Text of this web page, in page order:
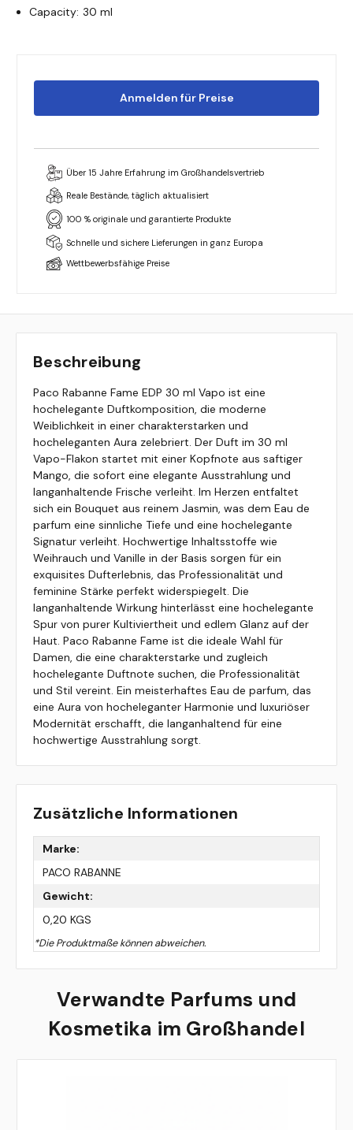
Capacity: 30 ml
Anmelden für Preise
Über 15 Jahre Erfahrung im Großhandelsvertrieb
Reale Bestände, täglich aktualisiert
100 % originale und garantierte Produkte
Schnelle und sichere Lieferungen in ganz Europa
Wettbewerbsfähige Preise
Beschreibung
Paco Rabanne Fame EDP 30 ml Vapo ist eine
hochelegante Duftkomposition, die moderne
Weiblichkeit in einer charakterstarken und
hocheleganten Aura zelebriert. Der Duft im 30 ml
Vapo-Flakon startet mit einer Kopfnote aus saftiger
Mango, die sofort eine elegante Ausstrahlung und
langanhaltende Frische verleiht. Im Herzen entfaltet
sich ein Bouquet aus reinem Jasmin, was dem Eau de
parfum eine sinnliche Tiefe und eine hochelegante
Signatur verleiht. Hochwertige Inhaltsstoffe wie
Weihrauch und Vanille in der Basis sorgen für ein
exquisites Dufterlebnis, das Professionalität und
feminine Stärke perfekt widerspiegelt. Die
langanhaltende Wirkung hinterlässt eine hochelegante
Spur von purer Kultiviertheit und edlem Glanz auf der
Haut. Paco Rabanne Fame ist die ideale Wahl für
Damen, die eine charakterstarke und zugleich
hochelegante Duftnote suchen, die Professionalität
und Stil vereint. Ein meisterhaftes Eau de parfum, das
eine Aura von hocheleganter Harmonie und luxuriöser
Modernität erschafft, die langanhaltend für eine
hochwertige Ausstrahlung sorgt.
Zusätzliche Informationen
Marke:
PACO RABANNE
Gewicht:
0,20 KGS
*Die Produktmaße können abweichen.
Verwandte Parfums und
Kosmetika im Großhandel